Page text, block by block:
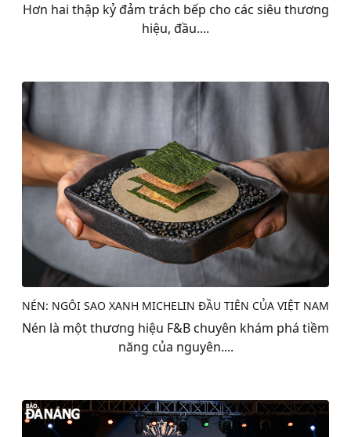
Hơn hai thập kỷ đảm trách bếp cho các siêu thương
hiệu, đầu....
NÉN: NGÔI SAO XANH MICHELIN ĐẦU TIÊN CỦA VIỆT NAM
Nén là một thương hiệu F&B chuyên khám phá tiềm
năng của nguyên....